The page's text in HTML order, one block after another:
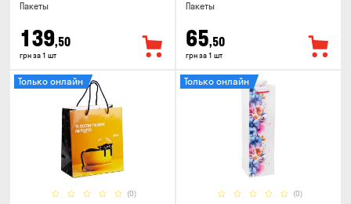
Пакеты
139,50
грн за 1 шт
Пакеты
65,50
грн за 1 шт
(0)
Только онлайн
(0)
Только онлайн